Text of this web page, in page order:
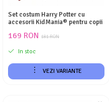
Set costum Harry Potter cu
accesorii KidMania® pentru copii
181 RON
169 RON
In stoc
VEZI VARIANTE